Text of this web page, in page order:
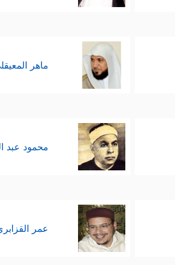
فَكَذَّبُواْ رُسُلِیۖ فَكَیۡفَ كَانَ نَكِیرِ﴾
العدل، وتنزل بالداعية
لا بُدَّ أن يكون أحدُنا على
هو لمصلحتهم، وليس تمييزًا
ماهر
محمود عبد
عمر